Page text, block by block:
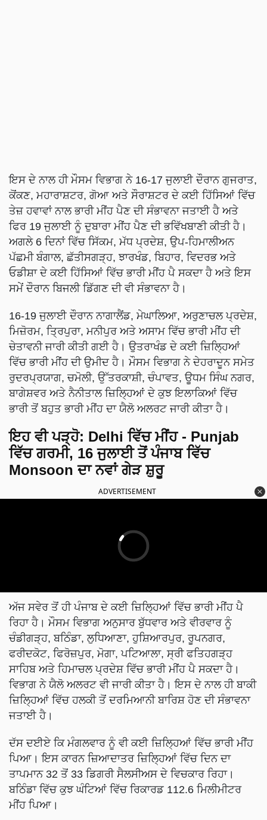
ਇਸ ਦੇ ਨਾਲ ਹੀ ਮੌਸਮ ਵਿਭਾਗ ਨੇ 16-17 ਜੁਲਾਈ ਦੌਰਾਨ ਗੁਜਰਾਤ,
ਕੋਂਕਣ, ਮਹਾਰਾਸ਼ਟਰ, ਗੋਆ ਅਤੇ ਸੌਰਾਸ਼ਟਰ ਦੇ ਕਈ ਹਿੱਸਿਆਂ ਵਿੱਚ
ਤੇਜ਼ ਹਵਾਵਾਂ ਨਾਲ ਭਾਰੀ ਮੀਂਹ ਪੈਣ ਦੀ ਸੰਭਾਵਨਾ ਜਤਾਈ ਹੈ ਅਤੇ
ਫਿਰ 19 ਜੁਲਾਈ ਨੂੰ ਦੁਬਾਰਾ ਮੀਂਹ ਪੈਣ ਦੀ ਭਵਿੱਖਬਾਣੀ ਕੀਤੀ ਹੈ।
ਅਗਲੇ 6 ਦਿਨਾਂ ਵਿੱਚ ਸਿੱਕਮ, ਮੱਧ ਪ੍ਰਦੇਸ਼, ਉਪ-ਹਿਮਾਲੀਅਨ
ਪੱਛਮੀ ਬੰਗਾਲ, ਛੱਤੀਸਗੜ੍ਹ, ਝਾਰਖੰਡ, ਬਿਹਾਰ, ਵਿਦਰਭ ਅਤੇ
ਓਡੀਸ਼ਾ ਦੇ ਕਈ ਹਿੱਸਿਆਂ ਵਿੱਚ ਭਾਰੀ ਮੀਂਹ ਪੈ ਸਕਦਾ ਹੈ ਅਤੇ ਇਸ
ਸਮੇਂ ਦੌਰਾਨ ਬਿਜਲੀ ਡਿੱਗਣ ਦੀ ਵੀ ਸੰਭਾਵਨਾ ਹੈ।
16-19 ਜੁਲਾਈ ਦੌਰਾਨ ਨਾਗਾਲੈਂਡ, ਮੇਘਾਲਿਆ, ਅਰੁਣਾਚਲ ਪ੍ਰਦੇਸ਼,
ਮਿਜ਼ੋਰਮ, ਤ੍ਰਿਪੁਰਾ, ਮਨੀਪੁਰ ਅਤੇ ਅਸਾਮ ਵਿੱਚ ਭਾਰੀ ਮੀਂਹ ਦੀ
ਚੇਤਾਵਨੀ ਜਾਰੀ ਕੀਤੀ ਗਈ ਹੈ। ਉਤਰਾਖੰਡ ਦੇ ਕਈ ਜ਼ਿਲ੍ਹਿਆਂ
ਵਿੱਚ ਭਾਰੀ ਮੀਂਹ ਦੀ ਉਮੀਦ ਹੈ। ਮੌਸਮ ਵਿਭਾਗ ਨੇ ਦੇਹਰਾਦੂਨ ਸਮੇਤ
ਰੁਦਰਪ੍ਰਯਾਗ, ਚਮੋਲੀ, ਉੱਤਰਕਾਸ਼ੀ, ਚੰਪਾਵਤ, ਊਧਮ ਸਿੰਘ ਨਗਰ,
ਬਾਗੇਸ਼ਵਰ ਅਤੇ ਨੈਨੀਤਾਲ ਜ਼ਿਲ੍ਹਿਆਂ ਦੇ ਕੁਝ ਇਲਾਕਿਆਂ ਵਿੱਚ
ਭਾਰੀ ਤੋਂ ਬਹੁਤ ਭਾਰੀ ਮੀਂਹ ਦਾ ਯੈਲੋ ਅਲਰਟ ਜਾਰੀ ਕੀਤਾ ਹੈ।
ਇਹ ਵੀ ਪੜ੍ਹੋ: Delhi ਵਿੱਚ ਮੀਂਹ - Punjab
ਵਿੱਚ ਗਰਮੀ, 16 ਜੁਲਾਈ ਤੋਂ ਪੰਜਾਬ ਵਿੱਚ
Monsoon ਦਾ ਨਵਾਂ ਗੇੜ ਸ਼ੁਰੂ
ADVERTISEMENT
ਅੱਜ ਸਵੇਰ ਤੋਂ ਹੀ ਪੰਜਾਬ ਦੇ ਕਈ ਜ਼ਿਲ੍ਹਿਆਂ ਵਿੱਚ ਭਾਰੀ ਮੀਂਹ ਪੈ
ਰਿਹਾ ਹੈ। ਮੌਸਮ ਵਿਭਾਗ ਅਨੁਸਾਰ ਬੁੱਧਵਾਰ ਅਤੇ ਵੀਰਵਾਰ ਨੂੰ
ਚੰਡੀਗੜ੍ਹ, ਬਠਿੰਡਾ, ਲੁਧਿਆਣਾ, ਹੁਸ਼ਿਆਰਪੁਰ, ਰੂਪਨਗਰ,
ਫਰੀਦਕੋਟ, ਫਿਰੋਜ਼ਪੁਰ, ਮੋਗਾ, ਪਟਿਆਲਾ, ਸ੍ਰੀ ਫਤਿਹਗੜ੍ਹ
ਸਾਹਿਬ ਅਤੇ ਹਿਮਾਚਲ ਪ੍ਰਦੇਸ਼ ਵਿੱਚ ਭਾਰੀ ਮੀਂਹ ਪੈ ਸਕਦਾ ਹੈ।
ਵਿਭਾਗ ਨੇ ਯੈਲੋ ਅਲਰਟ ਵੀ ਜਾਰੀ ਕੀਤਾ ਹੈ। ਇਸ ਦੇ ਨਾਲ ਹੀ ਬਾਕੀ
ਜ਼ਿਲ੍ਹਿਆਂ ਵਿੱਚ ਹਲਕੀ ਤੋਂ ਦਰਮਿਆਨੀ ਬਾਰਿਸ਼ ਹੋਣ ਦੀ ਸੰਭਾਵਨਾ
ਜਤਾਈ ਹੈ।
ਦੱਸ ਦਈਏ ਕਿ ਮੰਗਲਵਾਰ ਨੂੰ ਵੀ ਕਈ ਜ਼ਿਲ੍ਹਿਆਂ ਵਿੱਚ ਭਾਰੀ ਮੀਂਹ
ਪਿਆ। ਇਸ ਕਾਰਨ ਜ਼ਿਆਦਾਤਰ ਜ਼ਿਲ੍ਹਿਆਂ ਵਿੱਚ ਦਿਨ ਦਾ
ਤਾਪਮਾਨ 32 ਤੋਂ 33 ਡਿਗਰੀ ਸੈਲਸੀਅਸ ਦੇ ਵਿਚਕਾਰ ਰਿਹਾ।
ਬਠਿੰਡਾ ਵਿੱਚ ਕੁਝ ਘੰਟਿਆਂ ਵਿੱਚ ਰਿਕਾਰਡ 112.6 ਮਿਲੀਮੀਟਰ
ਮੀਂਹ ਪਿਆ।